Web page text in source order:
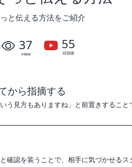
と伝える方法をご紹介
37
view
55
回視聴
から指摘する
う見方もありますね」と前置きすること
確認を装うことで、相手に気づかせるス